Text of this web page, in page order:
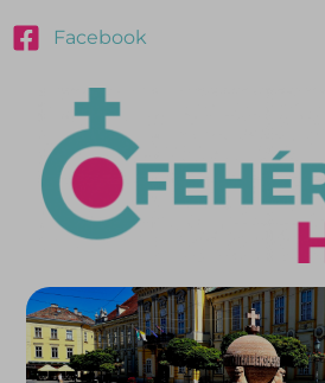
Facebook